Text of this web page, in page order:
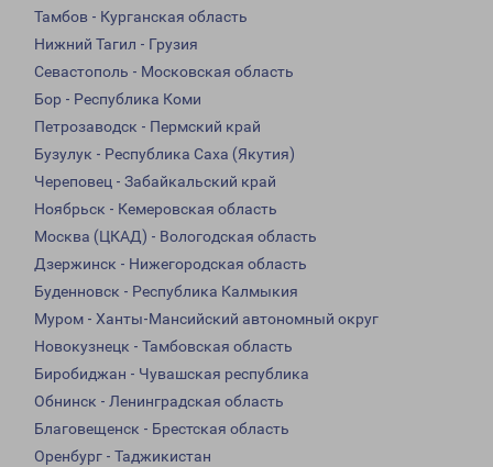
Тамбов - Курганская область
Нижний Тагил - Грузия
Севастополь - Московская область
Бор - Республика Коми
Петрозаводск - Пермский край
Бузулук - Республика Саха (Якутия)
Череповец - Забайкальский край
Ноябрьск - Кемеровская область
Москва (ЦКАД) - Вологодская область
Дзержинск - Нижегородская область
Буденновск - Республика Калмыкия
Муром - Ханты-Мансийский автономный округ
Новокузнецк - Тамбовская область
Биробиджан - Чувашская республика
Обнинск - Ленинградская область
Благовещенск - Брестская область
Оренбург - Таджикистан